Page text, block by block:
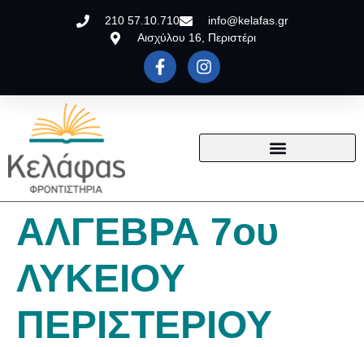
210 57.10.710
info@kelafas.gr
Αισχύλου 16, Περιστέρι
ΑΛΓΕΒΡΑ 7ου
ΛΥΚΕΙΟΥ
ΠΕΡΙΣΤΕΡΙΟΥ